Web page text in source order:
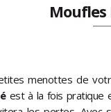
menottes de
est à la fois pratique